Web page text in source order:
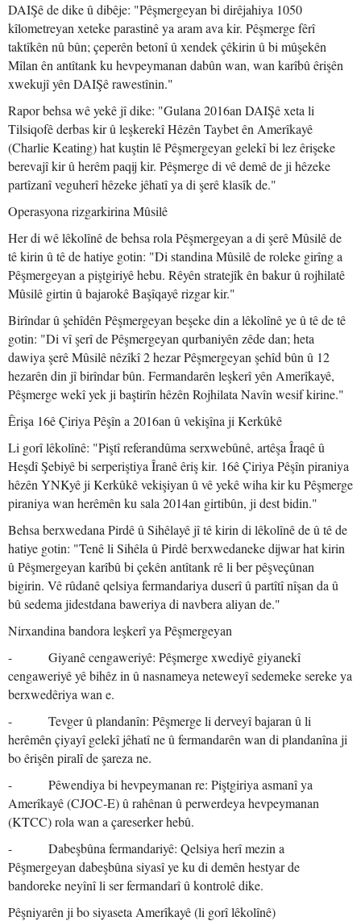
DAIŞê de dike û dibêje: "Pêşmergeyan bi dirêjahiya 1050
kîlometreyan xeteke parastinê ya aram ava kir. Pêşmerge fêrî
taktîkên nû bûn; çeperên betonî û xendek çêkirin û bi mûşekên
Mîlan ên antîtank ku hevpeymanan dabûn wan, wan karîbû êrişên
xwekujî yên DAIŞê rawestînin."
Rapor behsa wê yekê jî dike: "Gulana 2016an DAIŞê xeta li
Tilsiqofê derbas kir û leşkerekî Hêzên Taybet ên Amerîkayê
(Charlie Keating) hat kuştin lê Pêşmergeyan gelekî bi lez êrişeke
berevajî kir û herêm paqij kir. Pêşmerge di vê demê de ji hêzeke
partîzanî veguherî hêzeke jêhatî ya di şerê klasîk de."
Operasyona rizgarkirina Mûsilê
Her di wê lêkolînê de behsa rola Pêşmergeyan a di şerê Mûsilê de
tê kirin û tê de hatiye gotin: "Di standina Mûsilê de roleke girîng a
Pêşmergeyan a piştgiriyê hebu. Rêyên stratejîk ên bakur û rojhilatê
Mûsilê girtin û bajarokê Başîqayê rizgar kir."
Birîndar û şehîdên Pêşmergeyan beşeke din a lêkolînê ye û tê de tê
gotin: "Di vî şerî de Pêşmergeyan qurbaniyên zêde dan; heta
dawiya şerê Mûsilê nêzîkî 2 hezar Pêşmergeyan şehîd bûn û 12
hezarên din jî birîndar bûn. Fermandarên leşkerî yên Amerîkayê,
Pêşmerge wekî yek ji baştirîn hêzên Rojhilata Navîn wesif kirine."
Êrişa 16ê Çiriya Pêşîn a 2016an û vekişîna ji Kerkûkê
Li gorî lêkolînê: "Piştî referandûma serxwebûnê, artêşa Îraqê û
Heşdî Şebiyê bi serperiştiya Îranê êriş kir. 16ê Çiriya Pêşîn piraniya
hêzên YNKyê ji Kerkûkê vekişiyan û vê yekê wiha kir ku Pêşmerge
piraniya wan herêmên ku sala 2014an girtibûn, ji dest bidin."
Behsa berxwedana Pirdê û Sihêlayê jî tê kirin di lêkolînê de û tê de
hatiye gotin: "Tenê li Sihêla û Pirdê berxwedaneke dijwar hat kirin
û Pêşmergeyan karîbû bi çekên antîtank rê li ber pêşveçûnan
bigirin. Vê rûdanê qelsiya fermandariya duserî û partîtî nîşan da û
bû sedema jidestdana baweriya di navbera aliyan de."
Nirxandina bandora leşkerî ya Pêşmergeyan
- Giyanê cengaweriyê: Pêşmerge xwediyê giyanekî
cengaweriyê yê bihêz in û nasnameya neteweyî sedemeke sereke ya
berxwedêriya wan e.
- Tevger û plandanîn: Pêşmerge li derveyî bajaran û li
herêmên çiyayî gelekî jêhatî ne û fermandarên wan di plandanîna ji
bo êrişên piralî de şareza ne.
- Pêwendiya bi hevpeymanan re: Piştgiriya asmanî ya
Amerîkayê (CJOC-E) û rahênan û perwerdeya hevpeymanan
(KTCC) rola wan a çareserker hebû.
- Dabeşbûna fermandariyê: Qelsiya herî mezin a
Pêşmergeyan dabeşbûna siyasî ye ku di demên hestyar de
bandoreke neyînî li ser fermandarî û kontrolê dike.
Pêşniyarên ji bo siyaseta Amerîkayê (li gorî lêkolînê)